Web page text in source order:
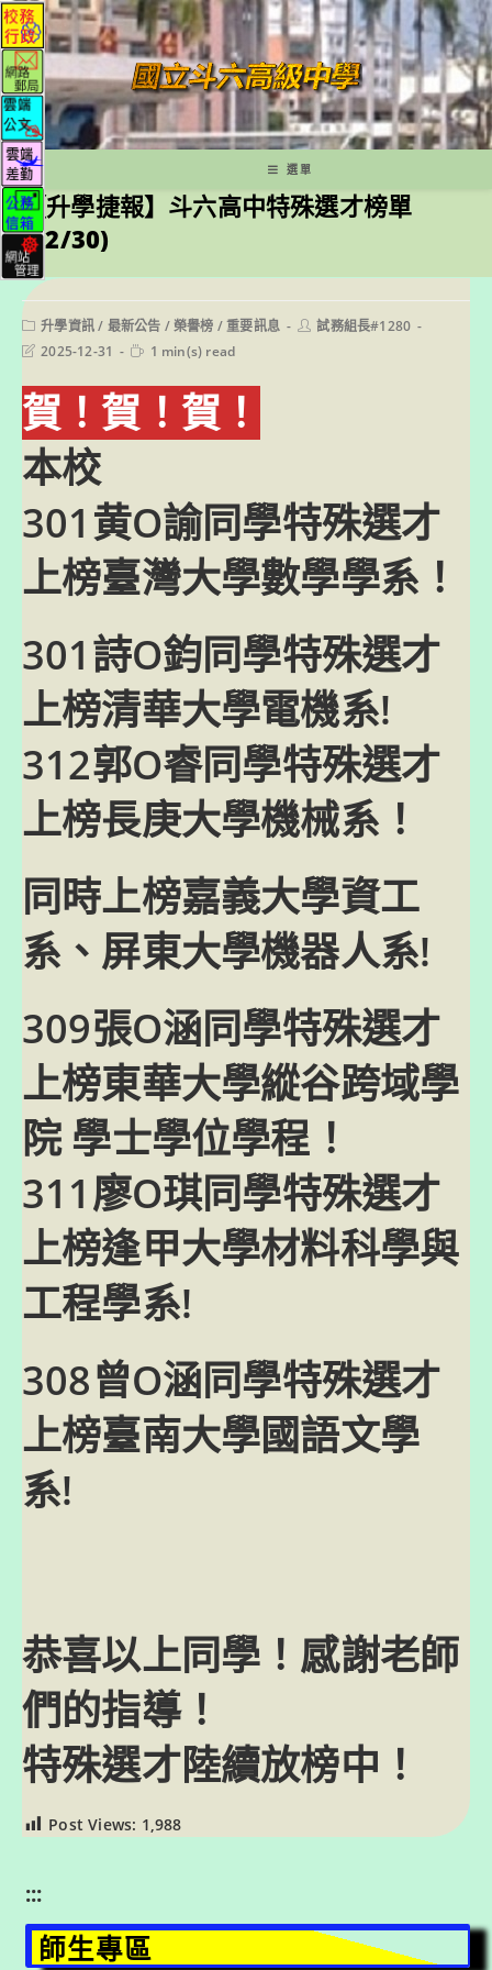
跳
轉
至
主
要
內
容
選單
【升學捷報】斗六高中特殊選才榜單
(12/30)
Post
category:
升學資訊/ 最新公告 /榮譽榜 /重要訊息
Post試務組長#1280
Post
modified:
2025-12-31
Reading
1 min(s) read
賀！賀！賀！
本校
301黄O諭同學特殊選才
上榜臺灣大學數學學系！
301詩O鈞同學特殊選才
上榜清華大學電機系!
312郭O睿同學特殊選才
上榜長庚大學機械系！
同時上榜嘉義大學資工
系、屏東大學機器人系!
309張O涵同學特殊選才
上榜東華大學縱谷跨域學
院 學士學位學程！
311廖O琪同學特殊選才
上榜逢甲大學材料科學與
工程學系!
308曾O涵同學特殊選才
上榜臺南大學國語文學
系!
恭喜以上同學！感謝老師
們的指導！
特殊選才陸續放榜中！
Post Views: 1,988
:::
師生專區